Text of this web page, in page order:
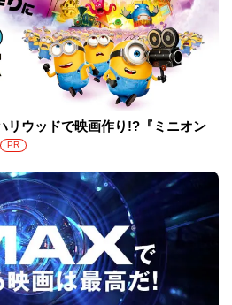
リウッドで映画作り!?『ミニオン
PR